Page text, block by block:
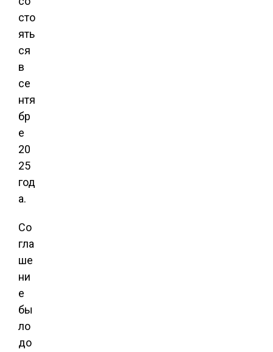
сто
ять
ся
в
се
нтя
бр
е
20
25
год
а.
Со
гла
ше
ни
е
бы
ло
до